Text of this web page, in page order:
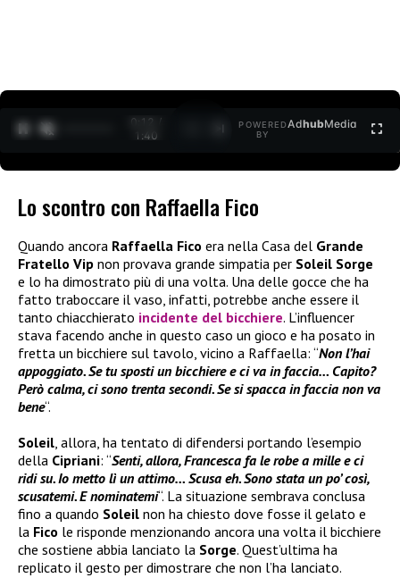
0:12 /
1:40
POWERED
BY
AdhubMedia
Lo scontro con Raffaella Fico
Quando ancora Raffaella Fico era nella Casa del Grande
Fratello Vip non provava grande simpatia per Soleil Sorge
e lo ha dimostrato più di una volta. Una delle gocce che ha
fatto traboccare il vaso, infatti, potrebbe anche essere il
tanto chiacchierato incidente del bicchiere. L’influencer
stava facendo anche in questo caso un gioco e ha posato in
fretta un bicchiere sul tavolo, vicino a Raffaella: “Non l’hai
appoggiato. Se tu sposti un bicchiere e ci va in faccia… Capito?
Però calma, ci sono trenta secondi. Se si spacca in faccia non va
bene“.
Soleil, allora, ha tentato di difendersi portando l’esempio
della Cipriani: “Senti, allora, Francesca fa le robe a mille e ci
ridi su. Io metto lì un attimo… Scusa eh. Sono stata un po’ così,
scusatemi. E nominatemi“. La situazione sembrava conclusa
fino a quando Soleil non ha chiesto dove fosse il gelato e
la Fico le risponde menzionando ancora una volta il bicchiere
che sostiene abbia lanciato la Sorge. Quest’ultima ha
replicato il gesto per dimostrare che non l’ha lanciato.